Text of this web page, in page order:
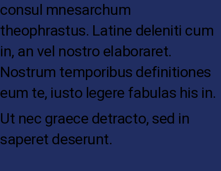
consul mnesarchum
theophrastus. Latine deleniti cum
in, an vel nostro elaboraret.
Nostrum temporibus definitiones
eum te, iusto legere fabulas his in.
Ut nec graece detracto, sed in
saperet deserunt.